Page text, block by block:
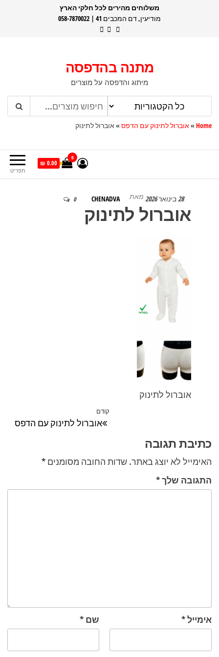
משלוחים מהירים לכל חלקי הארץ
מודיעין, דם המכבים 41 | 058-7870022
מתנה בהדפסה
מיתוג והדפסה על מוצרים
Home
»אוברול לתינוק עם הדפס »אוברול לתינוק
תפריט
0
0.00 ₪
28 בינואר 2026 מאת CHENADVA
0
אוברול לתינוק
אוברול לתינוק
הפוסט
הקודם
קודם
אוברול לתינוק עם הדפס
כתיבת תגובה
האימייל לא יוצג באתר. שדות החובה מסומנים *
התגובה שלך*
שם * אימייל*